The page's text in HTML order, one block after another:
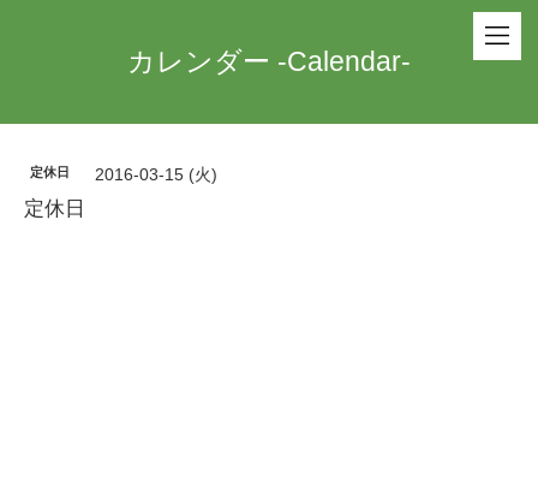
カレンダー -Calendar-
定休日 2016-03-15 (火)
定休日